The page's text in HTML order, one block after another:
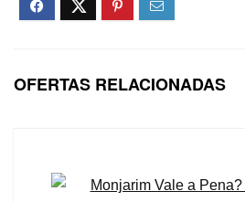
OFERTAS RELACIONADAS